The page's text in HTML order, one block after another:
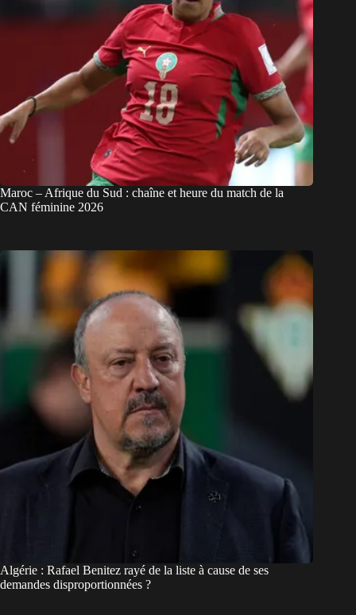
Maroc – Afrique du Sud : chaîne et heure du match de la
CAN féminine 2026
Algérie : Rafael Benitez rayé de la liste à cause de ses
demandes disproportionnées ?